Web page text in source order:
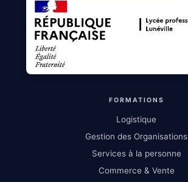
FORMATIONS
Logistique
Gestion des Organisations
Services à la personne
Commerce & Vente